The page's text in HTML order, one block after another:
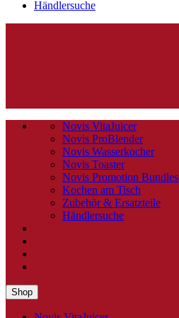
Händlersuche
Novis VitaJuicer
Novis ProBlender
Novis Wasserkocher
Novis Toaster
Novis Promotion Bundles
Kochen am Tisch
Zubehör & Ersatzteile
Händlersuche
Shop